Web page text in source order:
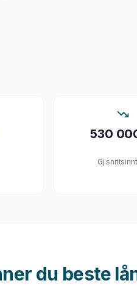
530
du beste